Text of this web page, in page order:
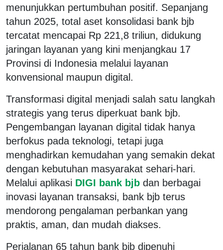
menunjukkan pertumbuhan positif. Sepanjang
tahun 2025, total aset konsolidasi bank bjb
tercatat mencapai Rp 221,8 triliun, didukung
jaringan layanan yang kini menjangkau 17
Provinsi di Indonesia melalui layanan
konvensional maupun digital.
Transformasi digital menjadi salah satu langkah
strategis yang terus diperkuat bank bjb.
Pengembangan layanan digital tidak hanya
berfokus pada teknologi, tetapi juga
menghadirkan kemudahan yang semakin dekat
dengan kebutuhan masyarakat sehari-hari.
Melalui aplikasi DIGI bank bjb dan berbagai
inovasi layanan transaksi, bank bjb terus
mendorong pengalaman perbankan yang
praktis, aman, dan mudah diakses.
Perjalanan 65 tahun bank bjb dipenuhi